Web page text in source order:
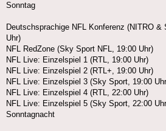
Sonntag
Deutschsprachige NFL Konferenz (NITRO
Uhr)
NFL RedZone (Sky Sport NFL, 19:00 Uhr)
NFL Live: Einzelspiel 1 (RTL, 19:00 Uhr)
NFL Live: Einzelspiel 2 (RTL+, 19:00 Uhr)
NFL Live: Einzelspiel 3 (Sky Sport, 19:00
NFL Live: Einzelspiel 4 (RTL, 22:00 Uhr)
NFL Live: Einzelspiel 5 (Sky Sport, 22:00
Sonntagnacht